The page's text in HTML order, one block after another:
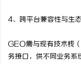
4、跨平台兼容性与生
GEO需与现有技术栈
务接口，供不同业务系